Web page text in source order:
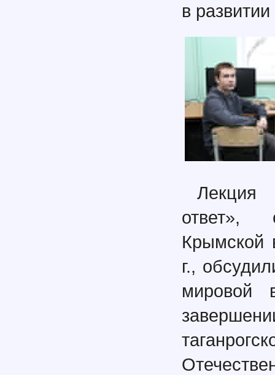
в
Лекция
ответ»,
Крымской
г.,
мировой